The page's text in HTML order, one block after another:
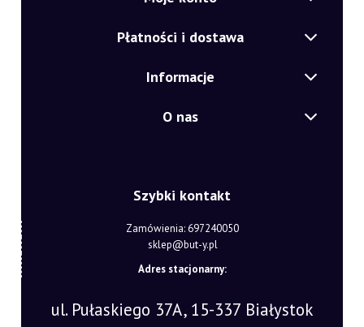
Płatności i dostawa
Informacje
O nas
Szybki kontakt
Zamówienia: 697240050
sklep@but-y.pl
Adres stacjonarny:
ul. Pułaskiego 37A, 15-337 Białystok